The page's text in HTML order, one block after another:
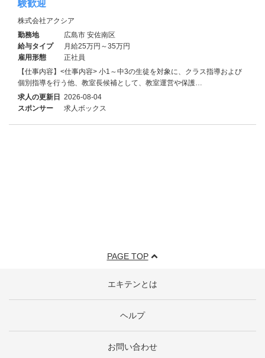
験歓迎
株式会社アクシア
勤務地
広島市 安佐南区
給与タイプ
月給25万円～35万円
雇用形態
正社員
【仕事内容】<仕事内容> 小1～中3の生徒を対象に、クラス指導および
個別指導を行う他、教室長候補として、教室運営や保護…
求人の更新日 2026-08-04
スポンサー
求人ボックス
PAGE TOP
エキテンとは
ヘルプ
お問い合わせ